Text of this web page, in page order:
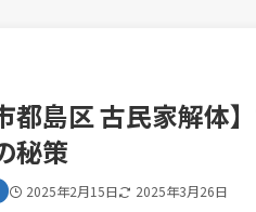
都島区 古民家解体
秘策
2025年2月15日 2025年3月26日